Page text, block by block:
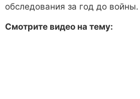
обследования за год до войны.
Смотрите видео на тему: